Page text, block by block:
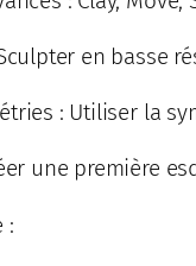
en basse
: Utiliser la
une première
: